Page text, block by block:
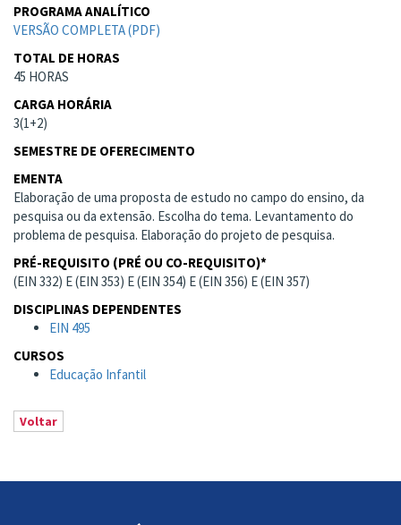
PROGRAMA ANALÍTICO
VERSÃO COMPLETA (PDF)
TOTAL DE HORAS
45 HORAS
CARGA HORÁRIA
3(1+2)
SEMESTRE DE OFERECIMENTO
EMENTA
Elaboração de uma proposta de estudo no campo do ensino, da
pesquisa ou da extensão. Escolha do tema. Levantamento do
problema de pesquisa. Elaboração do projeto de pesquisa.
PRÉ-REQUISITO (PRÉ OU CO-REQUISITO)*
(EIN 332) E (EIN 353) E (EIN 354) E (EIN 356) E (EIN 357)
DISCIPLINAS DEPENDENTES
EIN 495
CURSOS
Educação Infantil
Voltar